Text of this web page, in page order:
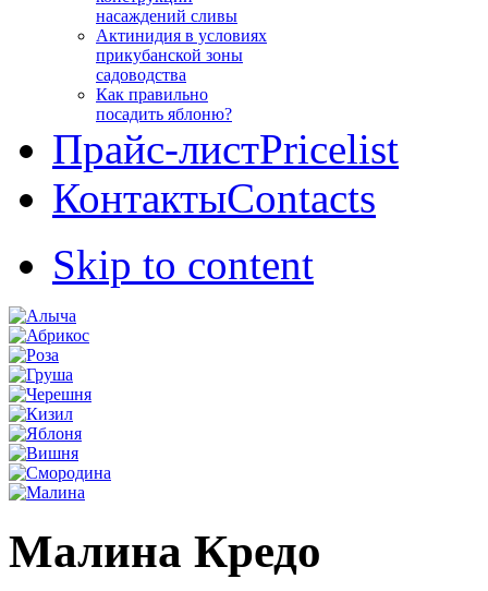
насаждений сливы
Актинидия в условиях
прикубанской зоны
садоводства
Как правильно
посадить яблоню?
Прайс-листPricelist
КонтактыContacts
Skip to content
Малина Кредо